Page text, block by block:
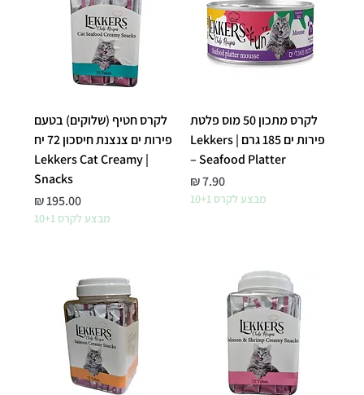
לקרס מתכון 50 מוס פלטת
פירות ים 185 גרם | Lekkers
– Seafood Platter
מחיר
מבצע לקרס 10+1
לקרס חטיף (שלוקים) בטעם
פירות ים צנצנת חיסכון 72 יח
| Lekkers Cat Creamy
Snacks
מחיר
מבצע לקרס 10+1